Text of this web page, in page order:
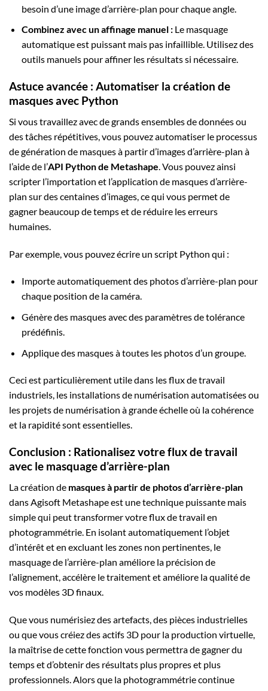
besoin d’une image d’arrière-plan pour chaque angle.
Combinez avec un affinage manuel :Le masquage
automatique est puissant mais pas infaillible. Utilisez des
outils manuels pour affiner les résultats si nécessaire.
Astuce avancée : Automatiser la création de
masques avec Python
Si vous travaillez avec de grands ensembles de données ou
des tâches répétitives, vous pouvez automatiser le processus
de génération de masques à partir d’images d’arrière-plan à
l’aide de l’API Python de Metashape. Vous pouvez ainsi
scripter l’importation et l’application de masques d’arrière-
plan sur des centaines d’images, ce qui vous permet de
gagner beaucoup de temps et de réduire les erreurs
humaines.
Par exemple, vous pouvez écrire un script Python qui :
Importe automatiquement des photos d’arrière-plan pour
chaque position de la caméra.
Génère des masques avec des paramètres de tolérance
prédéfinis.
Applique des masques à toutes les photos d’un groupe.
Ceci est particulièrement utile dans les flux de travail
industriels, les installations de numérisation automatisées ou
les projets de numérisation à grande échelle où la cohérence
et la rapidité sont essentielles.
Conclusion : Rationalisez votre flux de travail
avec le masquage d’arrière-plan
La création de masques à partir de photos d’arrière-plan
dans Agisoft Metashape est une technique puissante mais
simple qui peut transformer votre flux de travail en
photogrammétrie. En isolant automatiquement l’objet
d’intérêt et en excluant les zones non pertinentes, le
masquage de l’arrière-plan améliore la précision de
l’alignement, accélère le traitement et améliore la qualité de
vos modèles 3D finaux.
Que vous numérisiez des artefacts, des pièces industrielles
ou que vous créiez des actifs 3D pour la production virtuelle,
la maîtrise de cette fonction vous permettra de gagner du
temps et d’obtenir des résultats plus propres et plus
professionnels. Alors que la photogrammétrie continue